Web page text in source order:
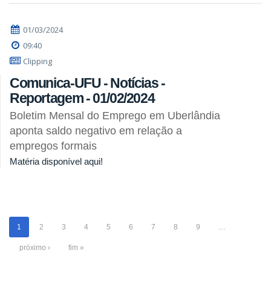
01/03/2024
09:40
Clipping
Comunica-UFU - Notícias -
Reportagem - 01/02/2024
Boletim Mensal do Emprego em Uberlândia
aponta saldo negativo em relação a
empregos formais
Matéria disponível aqui!
1 2 3 4 5 6 7 8 9 …
próximo › fim »